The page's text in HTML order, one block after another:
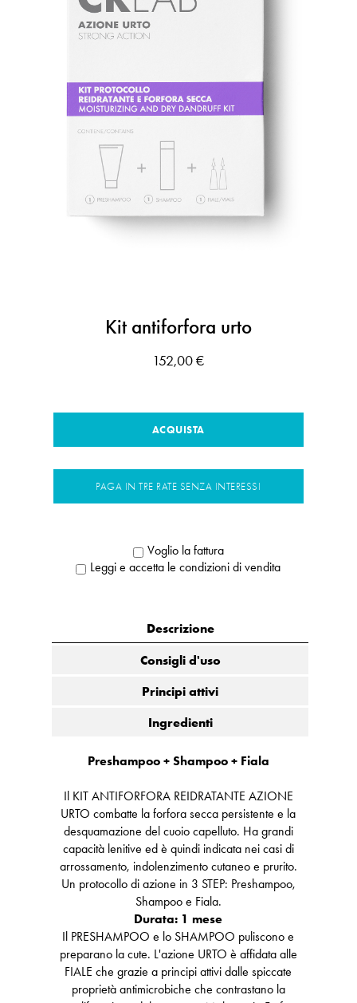
Kit antiforfora urto
152,00 €
ACQUISTA
PAGA IN TRE RATE SENZA INTERESSI
Voglio la fattura
Leggi e accetta le condizioni di vendita
Descrizione
Consigli d'uso
Principi attivi
Ingredienti
Preshampoo + Shampoo + Fiala
Il KIT ANTIFORFORA REIDRATANTE AZIONE
URTO combatte la forfora secca persistente e la
desquamazione del cuoio capelluto. Ha grandi
capacità lenitive ed è quindi indicata nei casi di
arrossamento, indolenzimento cutaneo e prurito.
Un protocollo di azione in 3 STEP: Preshampoo,
Shampoo e Fiala.
Durata: 1 mese
Il PRESHAMPOO e lo SHAMPOO puliscono e
preparano la cute. L'azione URTO è affidata alle
FIALE che grazie a principi attivi dalle spiccate
proprietà antimicrobiche che contrastano la